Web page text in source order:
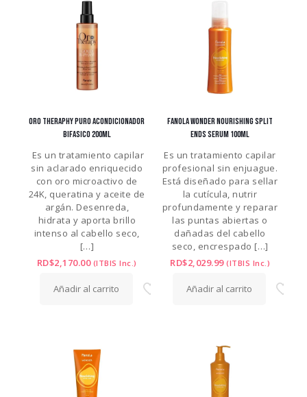
ORO THERAPHY PURO ACONDICIONADOR
BIFASICO 200ML
Es un tratamiento capilar
sin aclarado enriquecido
con oro microactivo de
24K, queratina y aceite de
argán. Desenreda,
hidrata y aporta brillo
intenso al cabello seco,
[…]
RD$2,170.00 (ITBIS Inc.)
Añadir al carrito
FANOLA WONDER NOURISHING SPLIT
ENDS SERUM 100ML
Es un tratamiento capilar
profesional sin enjuague.
Está diseñado para sellar
la cutícula, nutrir
profundamente y reparar
las puntas abiertas o
dañadas del cabello
seco, encrespado […]
RD$2,029.99 (ITBIS Inc.)
Añadir al carrito